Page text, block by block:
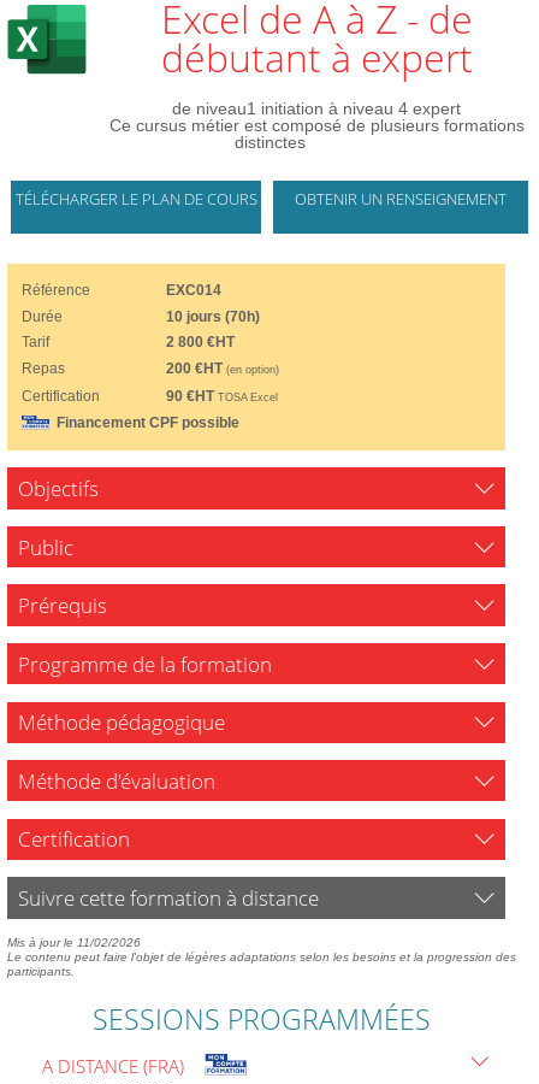
Excel de A à Z - de
débutant à expert
de niveau1 initiation à niveau 4 expert
Ce cursus métier est composé de plusieurs formations
distinctes
TÉLÉCHARGER LE PLAN DE COURS OBTENIR UN RENSEIGNEMENT
Référence
EXC014
Durée
10 jours (70h)
Tarif
2 800 €HT
Repas
200 €HT(en option)
Certification 90 €HTTOSA Excel
Financement CPF possible
Objectifs
Public
Prérequis
Programme de la formation
Méthode pédagogique
Méthode d'évaluation
Certification
Suivre cette formation à distance
Mis à jour le 11/02/2026
Le contenu peut faire l'objet de légères adaptations selon les besoins et la progression des
participants.
SESSIONS PROGRAMMÉES
A DISTANCE (FRA)